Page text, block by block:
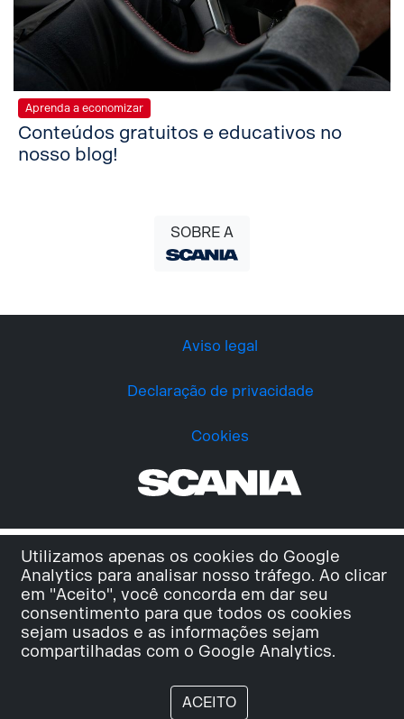
Utilizamos apenas os cookies do Google
Analytics para analisar nosso tráfego. Ao clicar
em "Aceito", você concorda em dar seu
consentimento para que todos os cookies
sejam usados e as informações sejam
compartilhadas com o Google Analytics.
ACEITO
Aprenda a economizar
Conteúdos gratuitos e educativos no
nosso blog!
SOBRE A
Aviso legal
Declaração de privacidade
Cookies